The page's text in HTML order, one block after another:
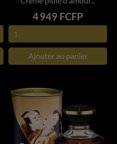
Prix
4 949 FCFP
Ajouter au panier